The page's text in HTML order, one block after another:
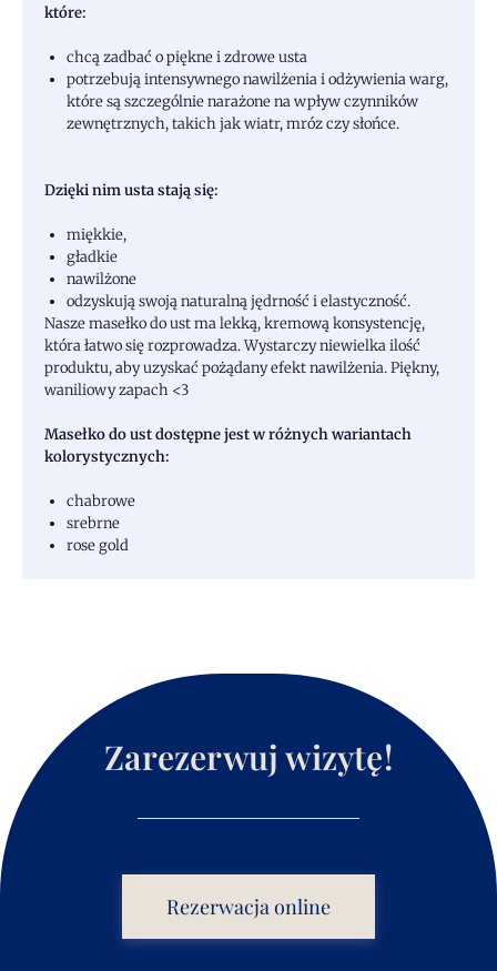
które:
chcą zadbać o piękne i zdrowe usta
potrzebują intensywnego nawilżenia i odżywienia warg,
które są szczególnie narażone na wpływ czynników
zewnętrznych, takich jak wiatr, mróz czy słońce.
Dzięki nim usta stają się:
miękkie,
gładkie
nawilżone
odzyskują swoją naturalną jędrność i elastyczność.
Nasze masełko do ust ma lekką, kremową konsystencję,
która łatwo się rozprowadza. Wystarczy niewielka ilość
produktu, aby uzyskać pożądany efekt nawilżenia. Piękny,
waniliowy zapach <3
Masełko do ust dostępne jest w różnych wariantach
kolorystycznych:
chabrowe
srebrne
rose gold
Zarezerwuj wizytę!
Rezerwacja online